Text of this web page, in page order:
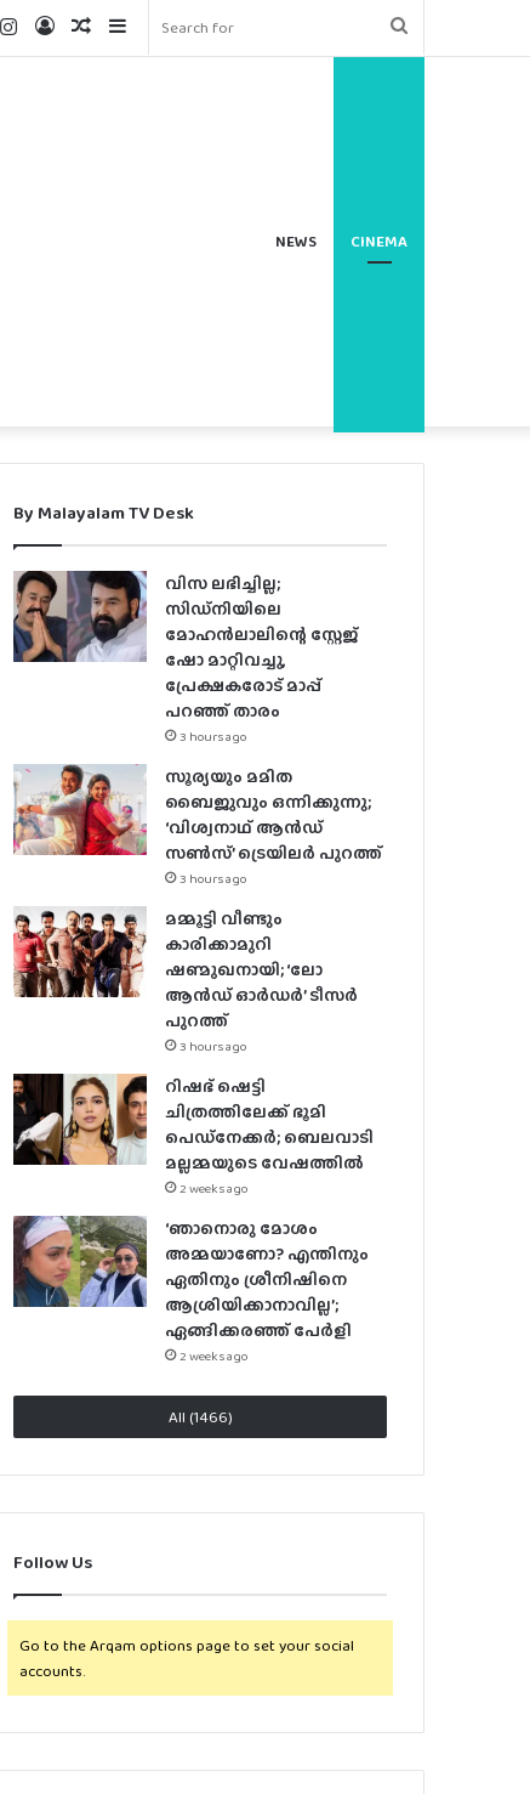
Search
Sidebar
Random
Log
Instagram
NEWS CINEMA
By Malayalam TV Desk
വിസ ലഭിച്ചില്ല;
സിഡ്നിയിലെ
മോഹൻലാലിന്റെ സ്റ്റേജ്
ഷോ മാറ്റിവച്ചു,
പ്രേക്ഷകരോട് മാപ്പ്
പറഞ്ഞ് താരം
3 hours ago
സൂര്യയും മമിത
ബൈജുവും ഒന്നിക്കുന്നു;
‘വിശ്വനാഥ് ആൻഡ്
സൺസ്’ ട്രെയിലർ പുറത്ത്
3 hours ago
മമ്മൂട്ടി വീണ്ടും
കാരിക്കാമുറി
ഷണ്മുഖനായി; ‘ലോ
ആൻഡ് ഓർഡർ’ ടീസർ
പുറത്ത്
3 hours ago
റിഷഭ് ഷെട്ടി
ചിത്രത്തിലേക്ക് ഭൂമി
പെഡ്‌നേക്കർ; ബെലവാടി
മല്ലമ്മയുടെ വേഷത്തിൽ
2 weeks ago
‘ഞാനൊരു മോശം
അമ്മയാണോ? എന്തിനും
ഏതിനും ശ്രീനിഷിനെ
ആശ്രിയിക്കാനാവില്ല’;
ഏങ്ങിക്കരഞ്ഞ് പേർളി
2 weeks ago
All (1466)
Follow Us
Go to the Arqam options page to set your social
accounts.